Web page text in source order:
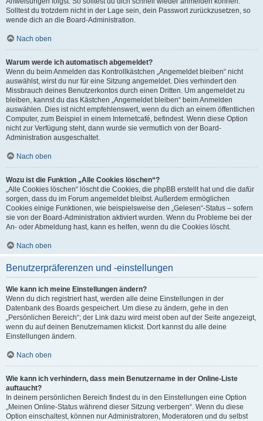
Solltest du trotzdem nicht in der Lage sein, dein Passwort zurückzusetzen, so
wende dich an die Board-Administration.
Nach oben
Warum werde ich automatisch abgemeldet?
Wenn du beim Anmelden das Kontrollkästchen „Angemeldet bleiben“ nicht
auswählst, wirst du nur für eine Sitzung angemeldet. Dies verhindert den
Missbrauch deines Benutzerkontos durch einen Dritten. Um angemeldet zu
bleiben, kannst du das Kästchen „Angemeldet bleiben“ beim Anmelden
auswählen. Dies ist nicht empfehlenswert, wenn du dich an einem öffentlichen
Computer, zum Beispiel in einem Internetcafé, befindest. Wenn diese Option
nicht zur Verfügung steht, dann wurde sie vermutlich von der Board-
Administration ausgeschaltet.
Nach oben
Wozu ist die Funktion „Alle Cookies löschen“?
„Alle Cookies löschen“ löscht die Cookies, die phpBB erstellt hat und die dafür
sorgen, dass du im Forum angemeldet bleibst. Außerdem ermöglichen
Cookies einige Funktionen, wie beispielsweise den „Gelesen“-Status – sofern
sie von der Board-Administration aktiviert wurden. Wenn du Probleme bei der
An- oder Abmeldung hast, kann es helfen, wenn du die Cookies löscht.
Nach oben
Benutzerpräferenzen und -einstellungen
Wie kann ich meine Einstellungen ändern?
Wenn du dich registriert hast, werden alle deine Einstellungen in der
Datenbank des Boards gespeichert. Um diese zu ändern, gehe in den
„Persönlichen Bereich“; der Link dazu wird meist oben auf der Seite angezeigt,
wenn du auf deinen Benutzernamen klickst. Dort kannst du alle deine
Einstellungen ändern.
Nach oben
Wie kann ich verhindern, dass mein Benutzername in der Online-Liste
auftaucht?
In deinem persönlichen Bereich findest du in den Einstellungen eine Option
„Meinen Online-Status während dieser Sitzung verbergen“. Wenn du diese
Option einschaltest, können nur Administratoren, Moderatoren und du selbst